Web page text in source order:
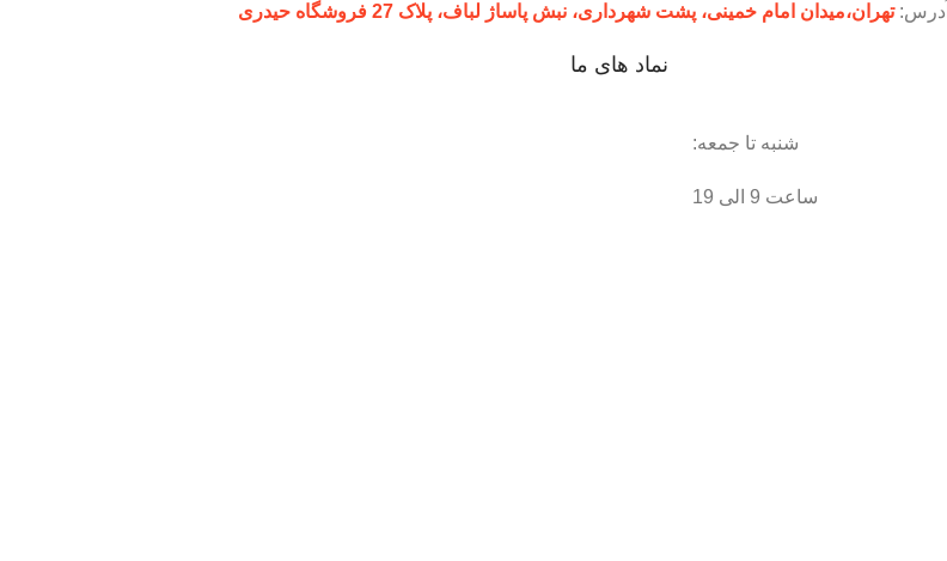
آدرس:تهران،‌میدان امام خمینی، پشت شهرداری، نبش پاساژ لباف، پلاک 27 فروشگاه حیدری
شنبه تا جمعه:
ساعت 9 الی 19
نماد های ما